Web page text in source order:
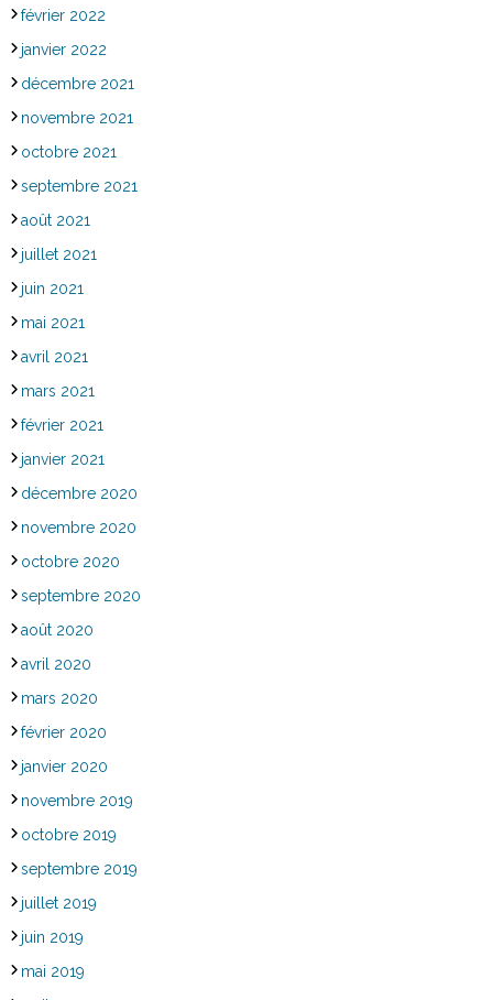
février 2022
janvier 2022
décembre 2021
novembre 2021
octobre 2021
septembre 2021
août 2021
juillet 2021
juin 2021
mai 2021
avril 2021
mars 2021
février 2021
janvier 2021
décembre 2020
novembre 2020
octobre 2020
septembre 2020
août 2020
avril 2020
mars 2020
février 2020
janvier 2020
novembre 2019
octobre 2019
septembre 2019
juillet 2019
juin 2019
mai 2019